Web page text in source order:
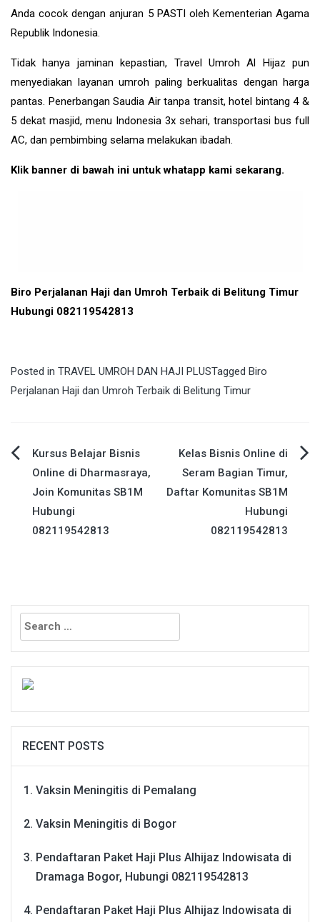
Anda cocok dengan anjuran 5 PASTI oleh Kementerian Agama
Republik Indonesia.
Tidak hanya jaminan kepastian, Travel Umroh Al Hijaz pun
menyediakan layanan umroh paling berkualitas dengan harga
pantas. Penerbangan Saudia Air tanpa transit, hotel bintang 4 &
5 dekat masjid, menu Indonesia 3x sehari, transportasi bus full
AC, dan pembimbing selama melakukan ibadah.
Klik banner di bawah ini untuk whatapp kami sekarang.
Biro Perjalanan Haji dan Umroh Terbaik di Belitung Timur
Hubungi 082119542813
Posted in TRAVEL UMROH DAN HAJI PLUSTagged Biro
Perjalanan Haji dan Umroh Terbaik di Belitung Timur
Post
navigation
Kursus Belajar Bisnis
Online di Dharmasraya,
Join Komunitas SB1M
Hubungi
082119542813
Kelas Bisnis Online di
Seram Bagian Timur,
Daftar Komunitas SB1M
Hubungi
082119542813
Search
for:
RECENT POSTS
Vaksin Meningitis di Pemalang
Vaksin Meningitis di Bogor
Pendaftaran Paket Haji Plus Alhijaz Indowisata di
Dramaga Bogor, Hubungi 082119542813
Pendaftaran Paket Haji Plus Alhijaz Indowisata di